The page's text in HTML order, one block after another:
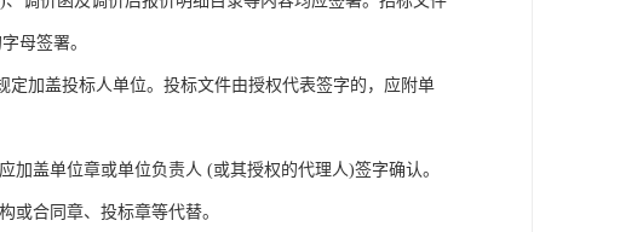
母签署。
加盖投标人单位。投标文件由授权代表签字的，应附单
盖单位章或单位负责人 (或其授权的代理人)签字确认。
或合同章、投标章等代替。